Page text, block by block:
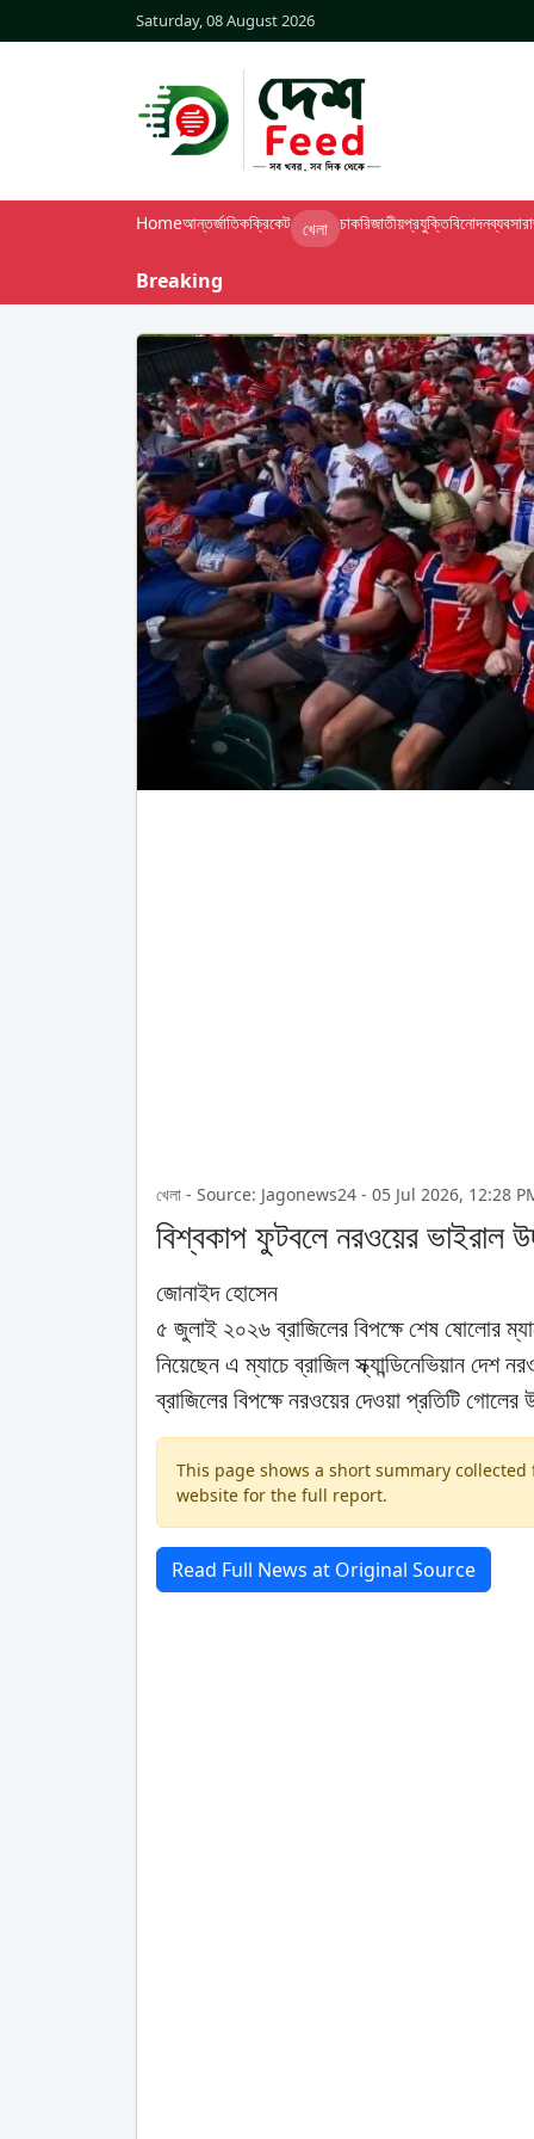
Saturday, 08 August 2026
Homeআন্তর্জাতিকক্রিকেট খেলা চাকরিজাতীয়প্রযুক্তিবিনোদনব্যবসা
Breaking
খেলা - Source: Jagonews24 - 05 Jul 2026, 12:28
বিশ্বকাপ ফুটবলে নরওয়ের ভাইরাল
জোনাইদ হোসেন
৫ জুলাই ২০২৬ ব্রাজিলের বিপক্ষে শেষ ষোলোর
নিয়েছেন এ ম্যাচে ব্রাজিল স্ক্যান্ডিনেভিয়ান দেশ
ব্রাজিলের বিপক্ষে নরওয়ের দেওয়া প্রতিটি
This page shows a short summary
website for the full report.
Read Full News at Original Source